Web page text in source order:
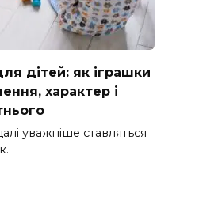
дітей: як іграшки
характер і
уважніше ставляться